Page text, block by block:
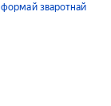
формай зваротнай